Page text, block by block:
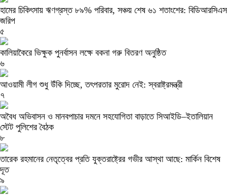
হামের চিকিৎসায় ঋণগ্রস্ত ৮৯% পরিবার, সঞ্চয় শেষ ৬১ শতাংশের: বিডিআরসিএস
জরিপ
৫
কালিয়াকৈরে ভিক্ষুক পুনর্বাসন লক্ষে বকনা গরু বিতরণ অনুষ্ঠিত
৬
আওয়ামী লীগ শুধু উঁকি দিচ্ছে, তৎপরতার মুরোদ নেই: স্বরাষ্ট্রমন্ত্রী
৭
অবৈধ অভিবাসন ও মানবপাচার দমনে সহযোগিতা বাড়াতে সিআইডি–ইতালিয়ান
স্টেট পুলিশের বৈঠক
৮
তারেক রহমানের নেতৃত্বের প্রতি যুক্তরাষ্ট্রের গভীর আস্থা আছে: মার্কিন বিশেষ
দূত
৯